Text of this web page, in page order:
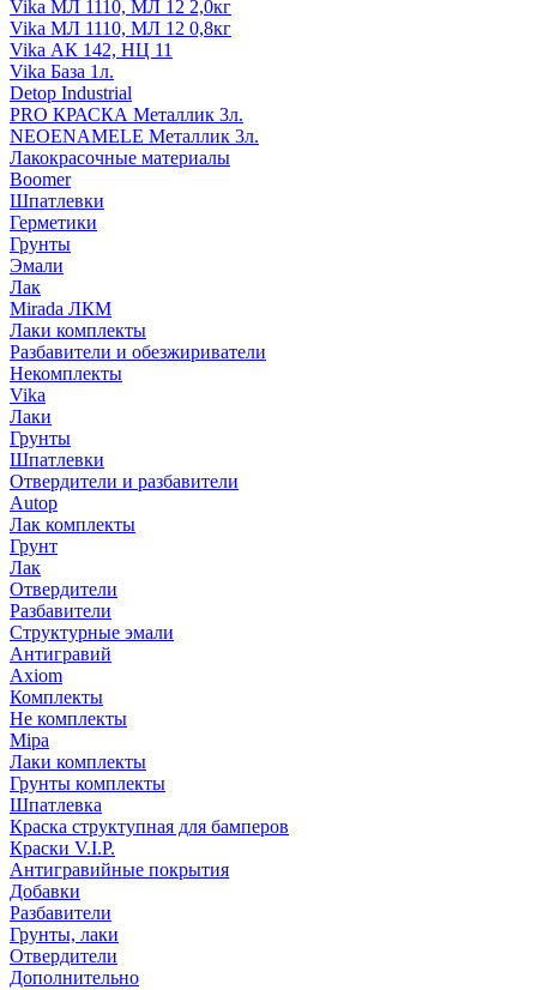
Vika МЛ 1110, МЛ 12 2,0кг
Vika МЛ 1110, МЛ 12 0,8кг
Vika АК 142, НЦ 11
Vika База 1л.
Detop Industrial
PRO КРАСКА Металлик 3л.
NEOENAMELE Металлик 3л.
Лакокрасочные материалы
Boomer
Шпатлевки
Герметики
Грунты
Эмали
Лак
Mirada ЛКМ
Лаки комплекты
Разбавители и обезжириватели
Некомплекты
Vika
Лаки
Грунты
Шпатлевки
Отвердители и разбавители
Autop
Лак комплекты
Грунт
Лак
Отвердители
Разбавители
Структурные эмали
Антигравий
Axiom
Комплекты
Не комплекты
Mipa
Лаки комплекты
Грунты комплекты
Шпатлевка
Краска структупная для бамперов
Краски V.I.P.
Антигравийные покрытия
Добавки
Разбавители
Грунты, лаки
Отвердители
Дополнительно